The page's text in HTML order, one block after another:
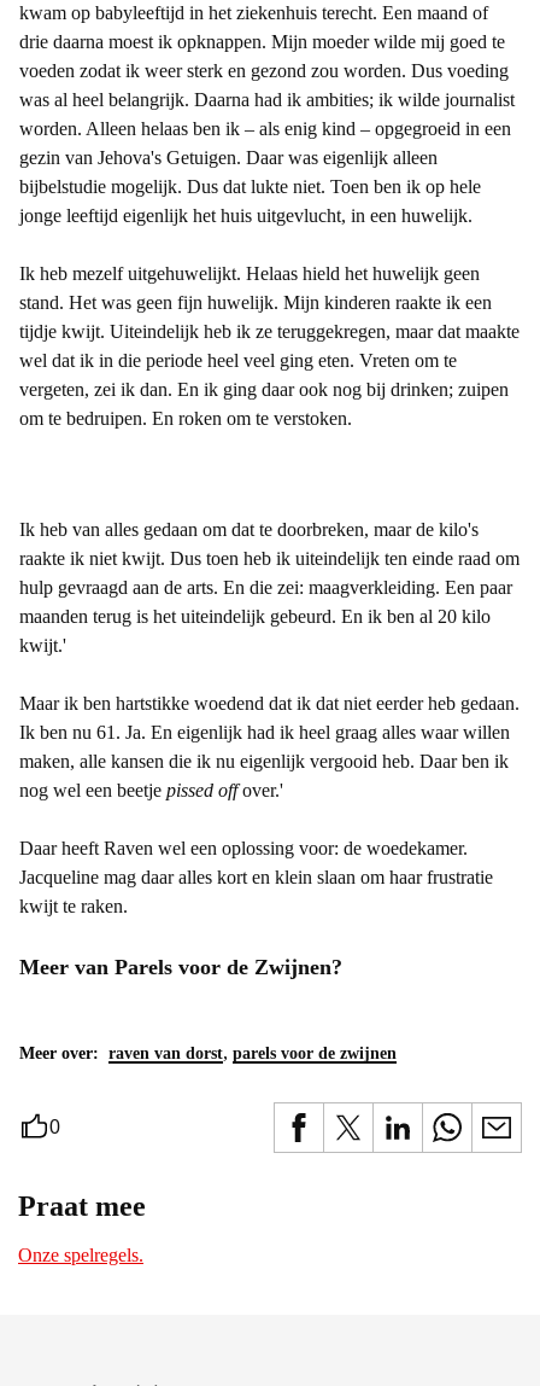
kwam op babyleeftijd in het ziekenhuis terecht. Een maand of
drie daarna moest ik opknappen. Mijn moeder wilde mij goed te
voeden zodat ik weer sterk en gezond zou worden. Dus voeding
was al heel belangrijk. Daarna had ik ambities; ik wilde journalist
worden. Alleen helaas ben ik – als enig kind – opgegroeid in een
gezin van Jehova's Getuigen. Daar was eigenlijk alleen
bijbelstudie mogelijk. Dus dat lukte niet. Toen ben ik op hele
jonge leeftijd eigenlijk het huis uitgevlucht, in een huwelijk.
Ik heb mezelf uitgehuwelijkt. Helaas hield het huwelijk geen
stand. Het was geen fijn huwelijk. Mijn kinderen raakte ik een
tijdje kwijt. Uiteindelijk heb ik ze teruggekregen, maar dat maakte
wel dat ik in die periode heel veel ging eten. Vreten om te
vergeten, zei ik dan. En ik ging daar ook nog bij drinken; zuipen
om te bedruipen. En roken om te verstoken.
Ik heb van alles gedaan om dat te doorbreken, maar de kilo's
raakte ik niet kwijt. Dus toen heb ik uiteindelijk ten einde raad om
hulp gevraagd aan de arts. En die zei: maagverkleiding. Een paar
maanden terug is het uiteindelijk gebeurd. En ik ben al 20 kilo
kwijt.'
Maar ik ben hartstikke woedend dat ik dat niet eerder heb gedaan.
Ik ben nu 61. Ja. En eigenlijk had ik heel graag alles waar willen
maken, alle kansen die ik nu eigenlijk vergooid heb. Daar ben ik
nog wel een beetjepissed offover.'
Daar heeft Raven wel een oplossing voor: de woedekamer.
Jacqueline mag daar alles kort en klein slaan om haar frustratie
kwijt te raken.
Meer van Parels voor de Zwijnen?
Meer over: raven van dorst,parels voor de zwijnen
0
Praat mee
Onze spelregels.